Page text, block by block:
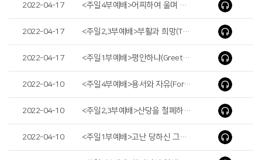
2022-04-17 <주일4부예배>어찌하여 울며 누구를 찾느냐(Why Are You Crying? Who Are You Looking for?)
2022-04-17 <주일2,3부예배>부활과 희망(The Resurrection and Hope)
2022-04-17 <주일1부예배>평안하냐(Greetings)
2022-04-10 <주일4부예배>용서와 자유(Forgiveness and Freedom)
2022-04-10 <주일2,3부예배>산당을 철폐하는 믿음(Faith to Remove the High Place)
2022-04-10 <주일1부예배>고난 당하신 그리스도(The Suffering of Christ)